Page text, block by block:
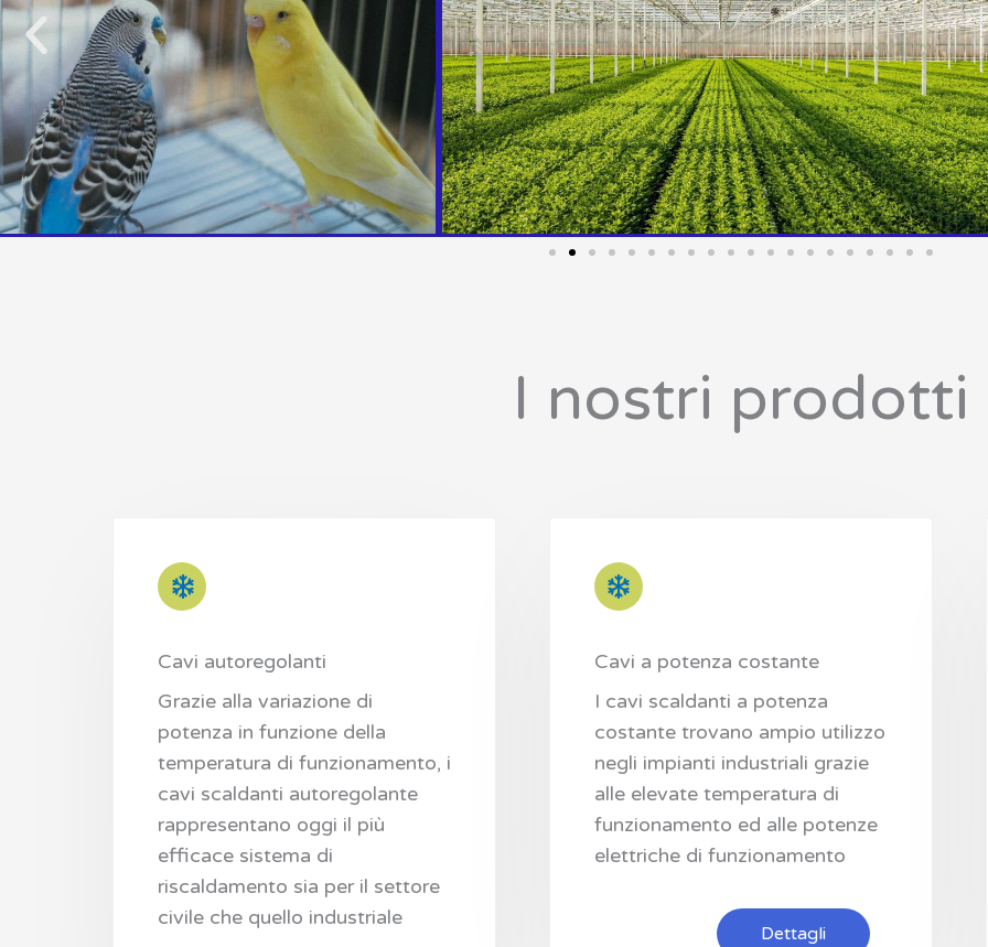
Precedente
I nostri prodotti
Cavi autoregolanti
Grazie alla variazione di
potenza in funzione della
temperatura di funzionamento, i
cavi scaldanti autoregolante
rappresentano oggi il più
efficace sistema di
riscaldamento sia per il settore
civile che quello industriale
Cavi a potenza costante
I cavi scaldanti a potenza
costante trovano ampio utilizzo
negli impianti industriali grazie
alle elevate temperatura di
funzionamento ed alle potenze
elettriche di funzionamento
Dettagli